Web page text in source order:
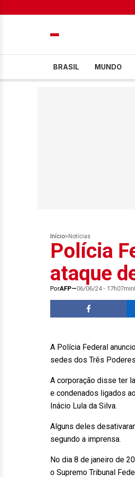
BRASIL MUNDO
Início> Notícias
Polícia
ataque
PorAFP 06/06/24 - 17h07min
A Polícia Federal
sedes dos Três
A corporação disse ter
e condenados ligados
Inácio Lula da Silva.
Alguns deles
segundo a imprensa.
No dia 8 de janeiro de
o Supremo Tribunal